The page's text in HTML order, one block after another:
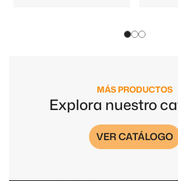
MÁS PRODUCTOS
Explora nuestro
VER CATÁLOGO